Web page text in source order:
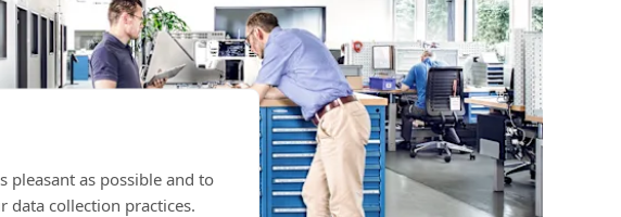
pleasant as possible and to
data collection practices.